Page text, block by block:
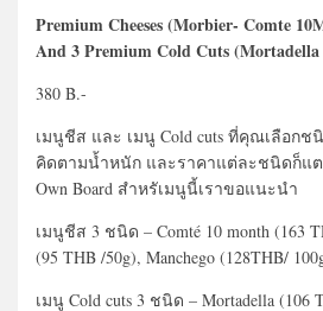
Premium Cheeses (Morbier- Comte
And 3 Premium Cold Cuts
380 B.-
เมนูชีส และ เมนู Cold cuts ที่คุณเลือกช
คิดตามน้ำหนัก และราคาแต่ละชนิดก็แต
Own Board สำหรัเมนูนี้เราขอแนะนำ
เมนูชีส 3 ชนิด – Comté 10 month (163
(95 THB /50g), Manchego (128THB/
เมนู Cold cuts 3 ชนิด – Mortadella (106